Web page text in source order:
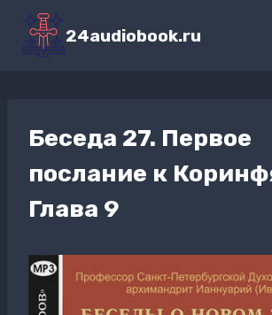
Перейти
содержимому
24audiobook.ru
Беседа 27. Первое
послание к
Глава 9